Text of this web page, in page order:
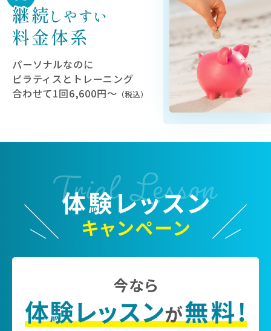
パーソナルなのに
ピラティスとトレーニング
合わせて1回6,600円〜 （税込）